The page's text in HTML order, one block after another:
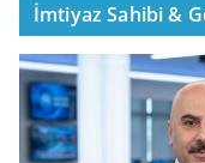
İmtiyaz Sahibi &